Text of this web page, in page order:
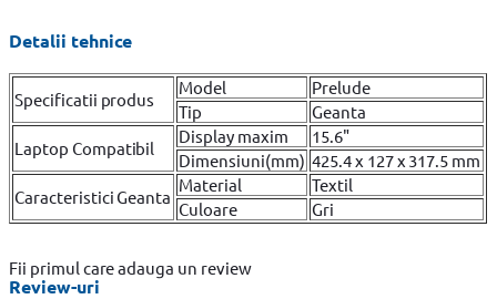
Detalii tehnice
Specificatii produs
Model
Prelude
Tip
Geanta
Laptop Compatibil
Display maxim
15.6"
Dimensiuni(mm) 425.4 x 127 x 317.5 mm
Caracteristici Geanta
Material
Textil
Culoare
Gri
Fii primul care adauga un review
Review-uri